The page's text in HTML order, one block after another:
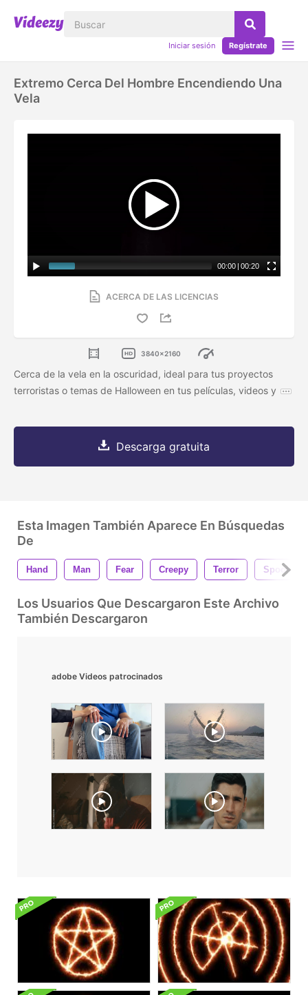
Iniciar sesión Regístrate
Extremo Cerca Del Hombre Encendiendo Una
Vela
00:00 | 00:20
ACERCA DE LAS LICENCIAS
3840x2160
Cerca de la vela en la oscuridad, ideal para tus proyectos
terroristas o temas de Halloween en tus películas, videos y
Descarga gratuita
Esta Imagen También Aparece En Búsquedas
De
Hand Man Fear Creepy Terror Spooky
Los Usuarios Que Descargaron Este Archivo
También Descargaron
adobe Videos patrocinados